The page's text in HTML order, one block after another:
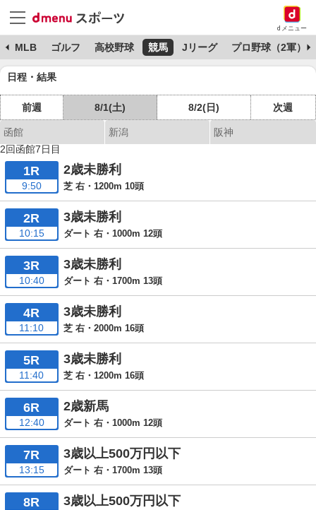
dメニュー
MLB ゴルフ 高校野球 競馬 Jリーグ プロ野球（2軍）
日程・結果
前週 8/1(土) 8/2(日) 次週
函館 新潟
阪神
2回函館7日目
1R
9:50
2歳未勝利
芝 右・1200m 10頭
2R
10:15
3歳未勝利
ダート 右・1000m 12頭
3R
10:40
3歳未勝利
ダート 右・1700m 13頭
4R
11:10
3歳未勝利
芝 右・2000m 16頭
5R
11:40
3歳未勝利
芝 右・1200m 16頭
6R
12:40
2歳新馬
ダート 右・1000m 12頭
7R
13:15
3歳以上500万円以下
ダート 右・1700m 13頭
8R 3歳以上500万円以下